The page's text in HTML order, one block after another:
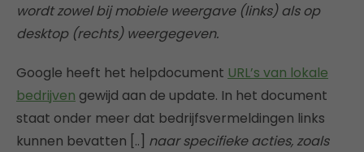
wordt zowel bij mobiele weergave (links) als op
desktop (rechts) weergegeven.
Google heeft het helpdocument URL’s van lokale
bedrijven gewijd aan de update. In het document
staat onder meer dat bedrijfsvermeldingen links
kunnen bevatten [..] naar specifieke acties, zoals